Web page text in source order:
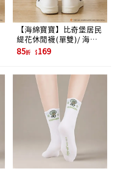
【海綿寶寶】比奇堡居民
緹花休閒襪(單雙)/ 海綿
寶寶
85折 169